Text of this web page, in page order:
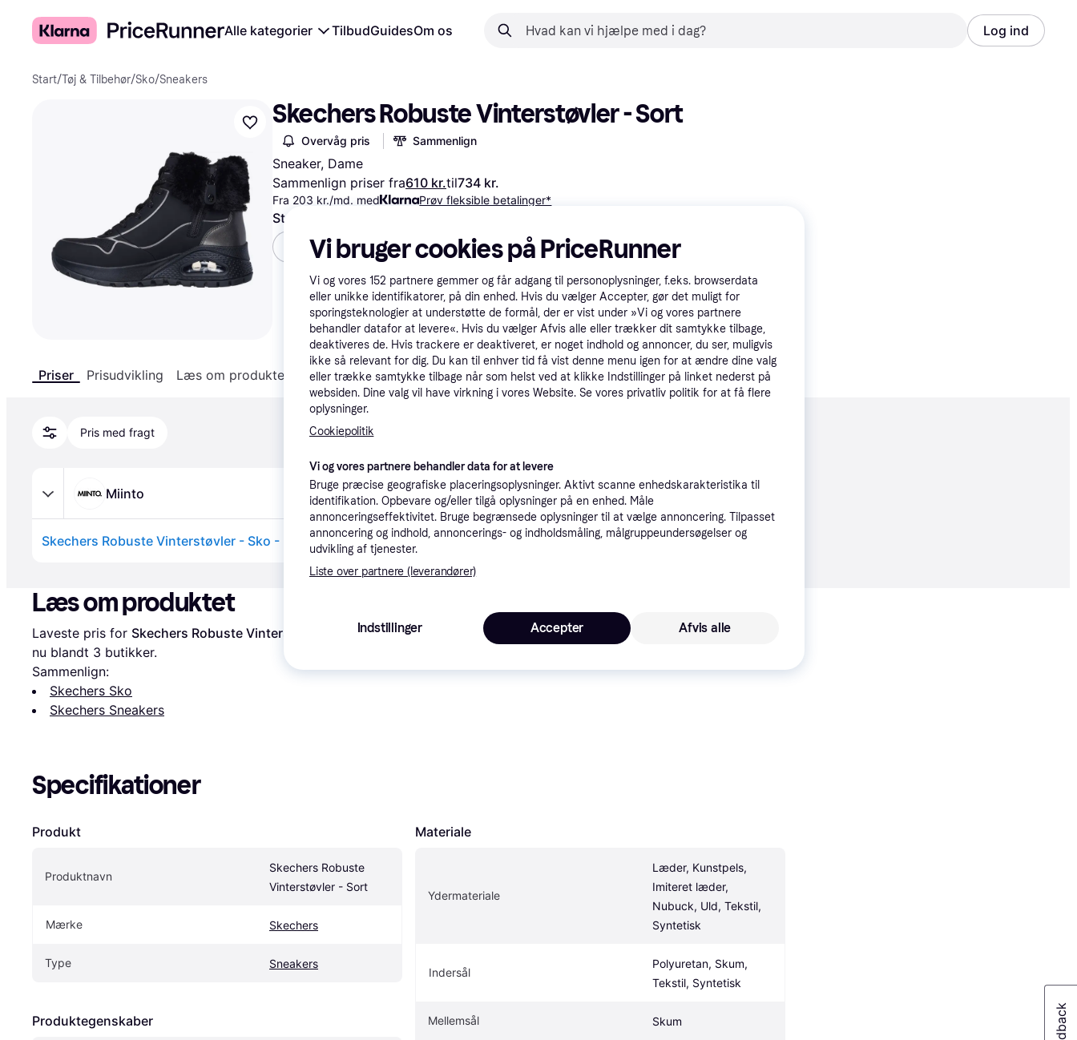
Alle kategorier TilbudGuidesOm os Log ind
Start/Tøj & Tilbehør/Sko/Sneakers
Skechers Robuste Vinterstøvler - Sort
Overvåg pris Sammenlign
Sneaker, Dame
Sammenlign priser fra610 kr.til734 kr.
Fra 203 kr./md. med Prøv fleksible betalinger*
Størrelse (EU)
Vælg Størrelse (EU)
Priser Prisudvikling Læs om produktet Specifikationer
Pris med fragt
Miinto
Skechers Robuste Vinterstøvler - Sko - Dame - Sort - 37 EU - Uld 49 kr. fragt,1-5 dage 610 kr.
Læs om produktet
Laveste pris for Skechers Robuste Vinterstøvler - Sort er 610 kr.
Det er den bedste pris lige
nu blandt 3 butikker.
Sammenlign:
Skechers Sko
Skechers Sneakers
Specifikationer
Produkt
Produktnavn
Skechers Robuste
Vinterstøvler - Sort
Mærke Skechers
Type Sneakers
Produktegenskaber
Materiale
Ydermateriale
Læder, Kunstpels,
Imiteret læder,
Nubuck, Uld, Tekstil,
Syntetisk
Indersål
Polyuretan, Skum,
Tekstil, Syntetisk
Mellemsål Skum
Vi bruger cookies på PriceRunner
Vi og vores 152 partnere gemmer og får adgang til personoplysninger, f.eks. browserdata
eller unikke identifikatorer, på din enhed. Hvis du vælger Accepter, gør det muligt for
sporingsteknologier at understøtte de formål, der er vist under »Vi og vores partnere
behandler datafor at levere«. Hvis du vælger Afvis alle eller trækker dit samtykke tilbage,
deaktiveres de. Hvis trackere er deaktiveret, er noget indhold og annoncer, du ser, muligvis
ikke så relevant for dig. Du kan til enhver tid få vist denne menu igen for at ændre dine valg
eller trække samtykke tilbage når som helst ved at klikke Indstillinger på linket nederst på
websiden. Dine valg vil have virkning i vores Website. Se vores privatliv politik for at få flere
oplysninger.
Cookiepolitik
Vi og vores partnere behandler data for at levere
Bruge præcise geografiske placeringsoplysninger. Aktivt scanne enhedskarakteristika til
identifikation. Opbevare og/eller tilgå oplysninger på en enhed. Måle
annonceringseffektivitet. Bruge begrænsede oplysninger til at vælge annoncering. Tilpasset
annoncering og indhold, annoncerings- og indholdsmåling, målgruppeundersøgelser og
udvikling af tjenester.
Liste over partnere (leverandører)
Indstillinger Afvis alle
Accepter